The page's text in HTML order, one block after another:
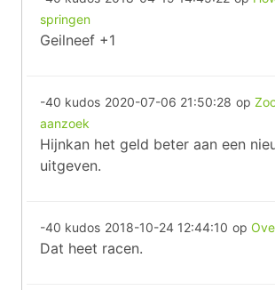
springen
Geilneef +1
-40 kudos 2020-07-06 21:50:28 op
aanzoek
Hijnkan het geld beter aan een
uitgeven.
-40 kudos 2018-10-24 12:44:10 op
Dat heet racen.